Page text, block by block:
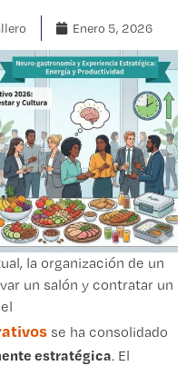
Enero 5, 2026
la organización de un
un salón y contratar un
se ha consolidado
estratégica. El